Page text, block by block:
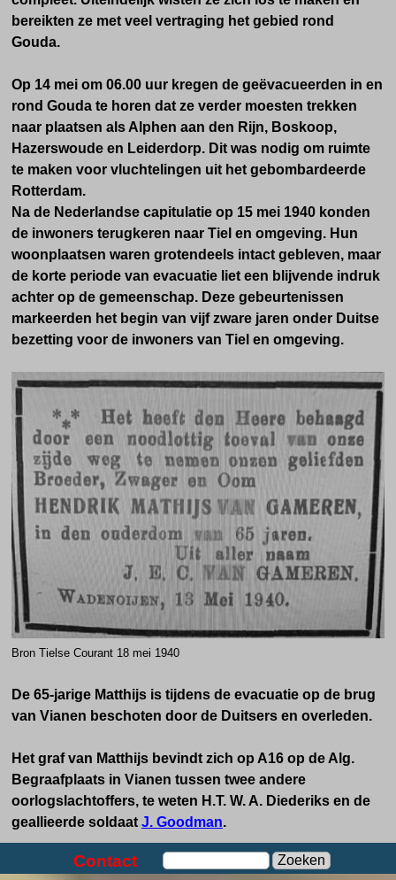
bereikten ze met veel vertraging het gebied rond
Gouda.
Op 14 mei om 06.00 uur kregen de geëvacueerden in en
rond Gouda te horen dat ze verder moesten trekken
naar plaatsen als Alphen aan den Rijn, Boskoop,
Hazerswoude en Leiderdorp. Dit was nodig om ruimte
te maken voor vluchtelingen uit het gebombardeerde
Rotterdam.
Na de Nederlandse capitulatie op 15 mei 1940 konden
de inwoners terugkeren naar Tiel en omgeving. Hun
woonplaatsen waren grotendeels intact gebleven, maar
de korte periode van evacuatie liet een blijvende indruk
achter op de gemeenschap. Deze gebeurtenissen
markeerden het begin van vijf zware jaren onder Duitse
bezetting voor de inwoners van Tiel en omgeving.
Bron Tielse Courant 18 mei 1940
De 65-jarige Matthijs is tijdens de evacuatie op de brug
van Vianen beschoten door de Duitsers en overleden.
Het graf van Matthijs bevindt zich op A16 op de Alg.
Begraafplaats in Vianen tussen twee andere
oorlogslachtoffers, te weten H.T. W. A. Diederiks en de
geallieerde soldaat J. Goodman.
Contact Zoeken